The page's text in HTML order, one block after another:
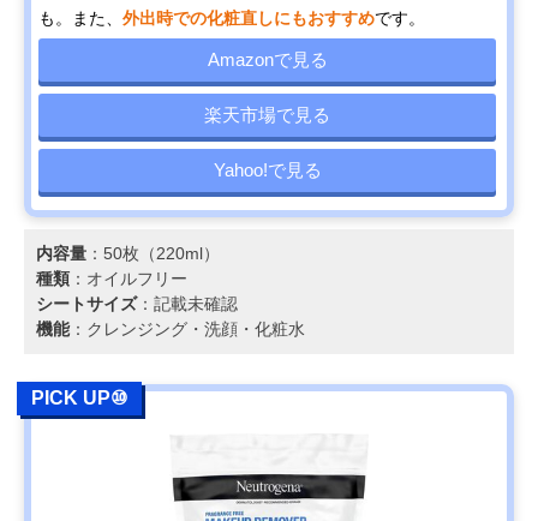
も。また、 外出時での化粧直しにもおすすめです。
Amazonで見る
楽天市場で見る
Yahoo!で見る
内容量 ：50枚（220ml）
種類 ：オイルフリー
シートサイズ：記載未確認
機能：クレンジング・洗顔・化粧水
PICK UP⑩